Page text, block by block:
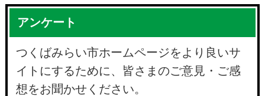
アンケート
つくばみらい市ホームページをより良いサ
イトにするために、皆さまのご意見・ご感
想をお聞かせください。